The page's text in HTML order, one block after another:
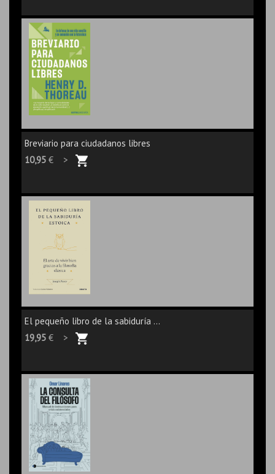
Breviario para ciudadanos libres
10,95 € >
El pequeño libro de la sabiduría ...
19,95 € >